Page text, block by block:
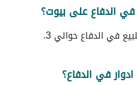
في الدفاع على بيوت؟
في الدفاع حوالي 3.
في الدفاع؟